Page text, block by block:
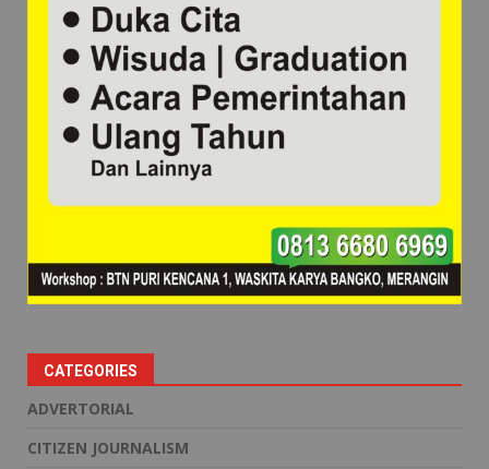
CATEGORIES
ADVERTORIAL
CITIZEN JOURNALISM